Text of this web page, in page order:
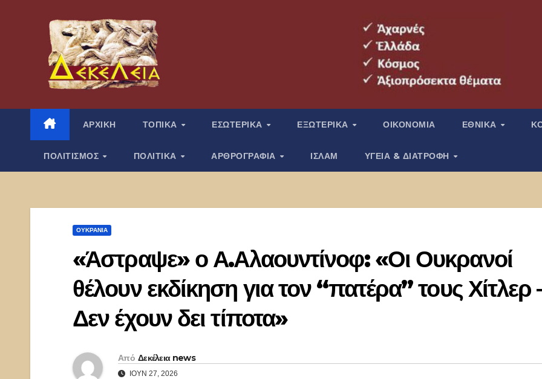
περιεχόμενο
ΑΡΧΙΚΗ ΤΟΠΙΚΑ ΕΣΩΤΕΡΙΚΑ ΕΞΩΤΕΡΙΚΑ ΟΙΚΟΝΟΜΙΑ ΕΘΝΙΚΑ
ΠΟΛΙΤΙΣΜΟΣ ΠΟΛΙΤΙΚΑ ΑΡΘΡΟΓΡΑΦΙΑ ΙΣΛΑΜ ΥΓΕΙΑ & ΔΙΑΤΡΟΦΗ
ΟΥΚΡΑΝΊΑ
«Άστραψε» ο Α.Αλαουντίνοφ: «Οι Ουκρανοί
θέλουν εκδίκηση για τον “πατέρα” τους Χίτλερ
Δεν έχουν δει τίποτα»
Από Δεκέλεια news
ΙΟΎΝ 27, 2026